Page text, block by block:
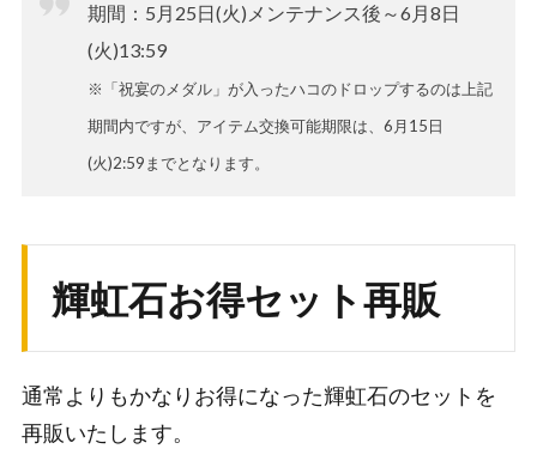
期間：5月25日(火)メンテナンス後～6月8日
(火)13:59
※「祝宴のメダル」が入ったハコのドロップするのは上記
期間内ですが、アイテム交換可能期限は、6月15日
(火)2:59までとなります。
輝虹石お得セット再販
通常よりもかなりお得になった輝虹石のセットを
再販いたします。